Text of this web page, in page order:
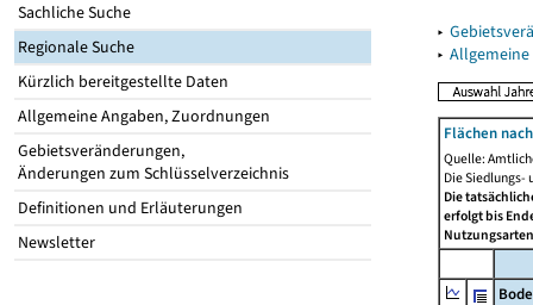
Sachliche Suche
Regionale Suche
Kürzlich bereitgestellte Daten
Allgemeine Angaben, Zuordnungen
Gebietsveränderungen,
Änderungen zum Schlüsselverzeichnis
Definitionen und Erläuterungen
Newsletter
▸
▸
Flächen
Quelle:
Die Siedlungs-
Die
erfolgt bis